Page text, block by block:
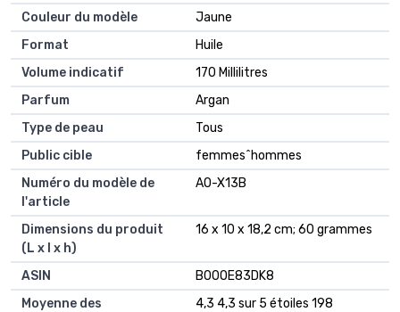
Couleur du modèle
‎Jaune
Format
‎Huile
Volume indicatif
‎170 Millilitres
Parfum
‎Argan
Type de peau
‎Tous
Public cible
‎femmes^hommes
Numéro du modèle de
l'article
‎AO-X13B
Dimensions du produit
(L x l x h)
‎16 x 10 x 18,2 cm; 60 grammes
ASIN
‎B00OE83DK8
Moyenne des
4,3 4,3 sur 5 étoiles 198